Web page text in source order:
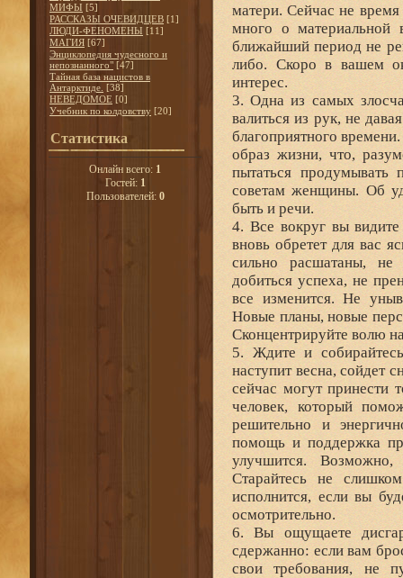
МИФЫ [5]
РАССКАЗЫ ОЧЕВИДЦЕВ [1]
ЛЮДИ-ФЕНОМЕНЫ [11]
МАГИЯ [67]
Энциклопедия чудесного и
непознанного" [47]
Тайная база нацистов в
Антарктиде. [38]
НЕВЕДОМОЕ [0]
Учебник по колдовству [20]
Статистика
Онлайн всего: 1
Гостей: 1
Пользователей: 0
матери. Сейчас не
много о материальной
ближайший период не
либо. Скоро в вашем
интерес.
3. Одна из самых
валиться из рук, не
благоприятного
образ жизни, что,
пытаться продумывать
советам женщины. Об
быть и речи.
4. Все вокруг вы
вновь обретет для вас
сильно расшатаны, не
добиться успеха, не
все изменится. Не
Новые планы, новые
Сконцентрируйте волю
5. Ждите и
наступит весна, сойдет
сейчас могут принести
человек, который
решительно и
помощь и поддержка
улучшится.
Старайтесь не
исполнится, если вы
осмотрительно.
6. Вы ощущаете
сдержанно: если вам
свои требования, не